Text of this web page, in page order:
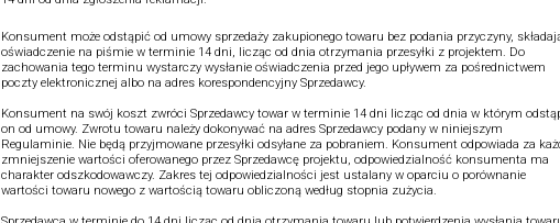
Konsument może odstąpić od umowy sprzedaży zakupionego towaru bez podania przyczyny,
oświadczenie na piśmie w terminie 14 dni, licząc od dnia otrzymania przesyłki z projektem. Do
zachowania tego terminu wystarczy wysłanie oświadczenia przed jego upływem za pośrednictwem
poczty elektronicznej albo na adres korespondencyjny Sprzedawcy.
Konsument na swój koszt zwróci Sprzedawcy towar w terminie 14 dni licząc od dnia w którym
on od umowy. Zwrotu towaru należy dokonywać na adres Sprzedawcy podany w niniejszym
Regulaminie. Nie będą przyjmowane przesyłki odsyłane za pobraniem. Konsument odpowiada za
zmniejszenie wartości oferowanego przez Sprzedawcę projektu, odpowiedzialność konsumenta ma
charakter odszkodowawczy. Zakres tej odpowiedzialności jest ustalany w oparciu o porównanie
wartości towaru nowego z wartością towaru obliczoną według stopnia zużycia.